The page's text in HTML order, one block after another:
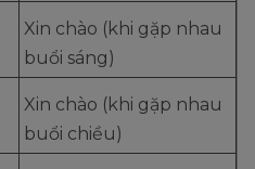
Xin chào (khi gặp nhau
buổi sáng)
Xin chào (khi gặp nhau
buổi chiều)